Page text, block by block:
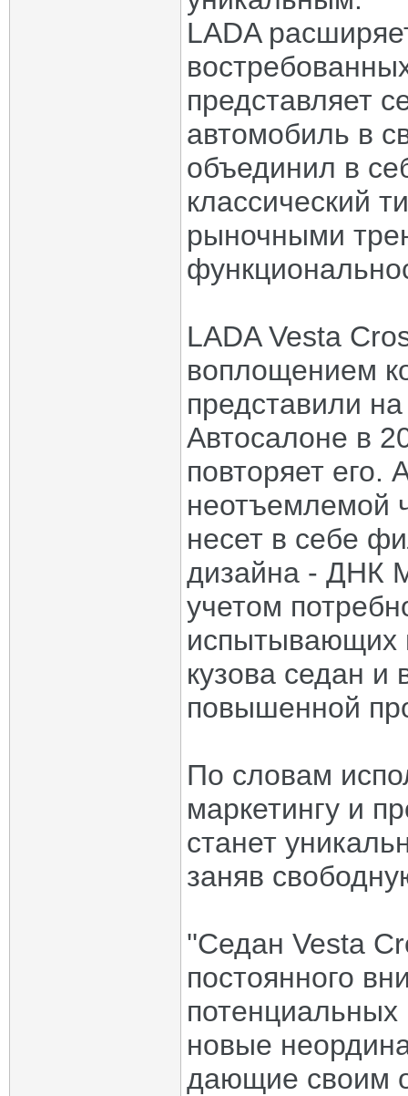
LADA
представляет
автомобиль в
объединил в
классический
рыночными
LADA Vesta
воплощением
представили
Автосалоне в
повторяет его.
неотъемлемой
несет в себе
дизайна - ДНК
учетом
испытывающих
кузова седан и
повышенной
По словам
маркетингу и
станет
заняв
''Седан Vesta
постоянного
потенциальных
новые
дающие своим